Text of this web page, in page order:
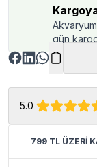
gün
5.0
799 TL ÜZERİ